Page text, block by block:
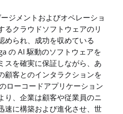
ジメントおよびオペレーショ
るクラウドソフトウェアのリ
められ、成功を収めている
の AI 駆動のソフトウェアを
スを確実に保証しながら、あ
顧客とのインタラクションを
ローコードアプリケーション
り、企業は顧客や従業員のニ
速に構築および進化させ、世